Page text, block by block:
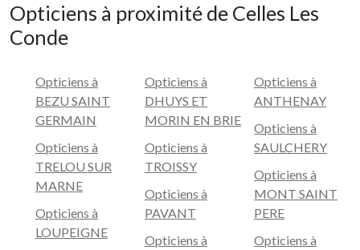
Opticiens à proximité de Celles Les
Conde
Opticiens à
BEZU SAINT
GERMAIN
Opticiens à
TRELOU SUR
MARNE
Opticiens à
LOUPEIGNE
Opticiens à
DHUYS ET
MORIN EN BRIE
Opticiens à
TROISSY
Opticiens à
PAVANT
Opticiens à
Opticiens à
ANTHENAY
Opticiens à
SAULCHERY
Opticiens à
MONT SAINT
PERE
Opticiens à